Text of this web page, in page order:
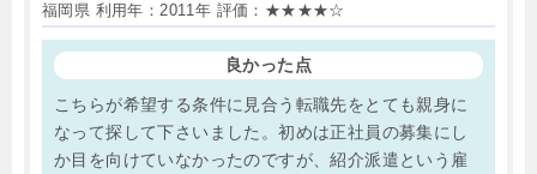
福岡県 利用年：2011年 評価：★★★★☆
良かった点
こちらが希望する条件に見合う転職先をとても親身に
なって探して下さいました。初めは正社員の募集にし
か目を向けていなかったのですが、紹介派遣という雇